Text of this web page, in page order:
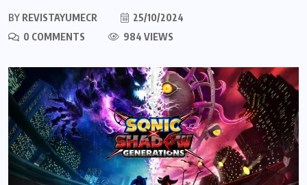
BY REVISTAYUMECR
25/10/2024
0 COMMENTS
984 VIEWS